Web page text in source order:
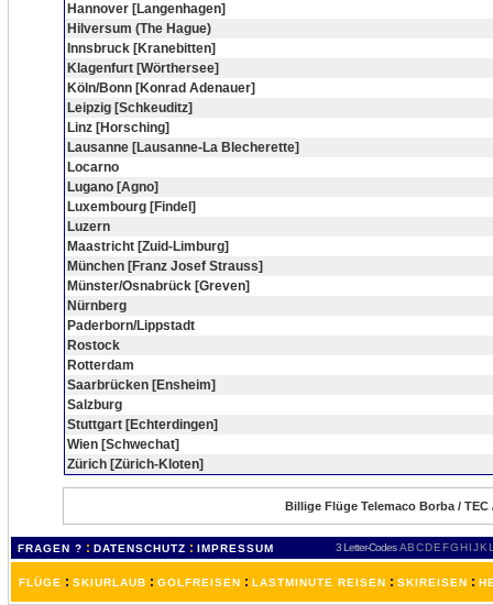
Hannover [Langenhagen]
Hilversum (The Hague)
Innsbruck [Kranebitten]
Klagenfurt [Wörthersee]
Köln/Bonn [Konrad Adenauer]
Leipzig [Schkeuditz]
Linz [Horsching]
Lausanne [Lausanne-La Blecherette]
Locarno
Lugano [Agno]
Luxembourg [Findel]
Luzern
Maastricht [Zuid-Limburg]
München [Franz Josef Strauss]
Münster/Osnabrück [Greven]
Nürnberg
Paderborn/Lippstadt
Rostock
Rotterdam
Saarbrücken [Ensheim]
Salzburg
Stuttgart [Echterdingen]
Wien [Schwechat]
Zürich [Zürich-Kloten]
Billige Flüge Telemaco Borba /
FRAGEN ? : DATENSCHUTZ : IMPRESSUM 3 Letter-Codes ABCDEFGH IJKL
FLÜGE : SKIURLAUB : GOLFREISEN : LASTMINUTE REISEN : SKIREISEN :